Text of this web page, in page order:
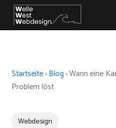
Startseite› Blog ›Wann eine
Problem löst
Webdesign